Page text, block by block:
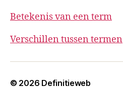
Betekenis van een term
Verschillen tussen termen
© 2026 Definitieweb